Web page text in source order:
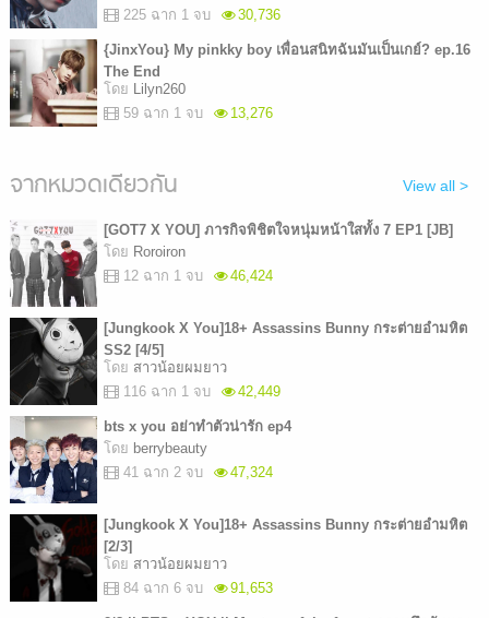
225 ฉาก 1 จบ
30,736
{JinxYou} My pinkky boy เพื่อนสนิทฉันมันเป็นเกย์? ep.16
The End
โดย
Lilyn260
59 ฉาก 1 จบ
13,276
จากหมวดเดียวกัน View all >
[GOT7 X YOU] ภารกิจพิชิตใจหนุ่มหน้าใสทั้ง 7 EP1 [JB]
โดย Roroiron
12 ฉาก 1 จบ
46,424
[Jungkook X You]18+ Assassins Bunny กระต่ายอำมหิต
SS2 [4/5]
โดย สาวน้อยผมยาว
116 ฉาก 1 จบ
42,449
bts x you อย่าทำตัวน่ารัก ep4
โดย berrybeauty
41 ฉาก 2 จบ
47,324
[Jungkook X You]18+ Assassins Bunny กระต่ายอำมหิต
[2/3]
โดย สาวน้อยผมยาว
84 ฉาก 6 จบ
91,653